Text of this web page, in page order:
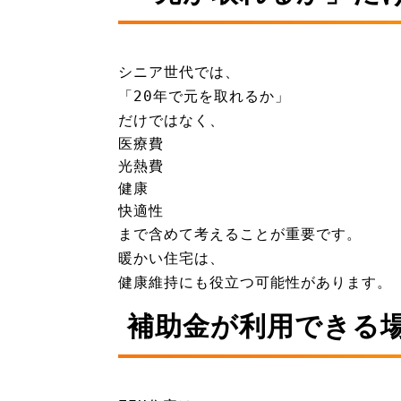
シニア世代では、
「20年で元を取れるか」
だけではなく、
医療費
光熱費
健康
快適性
まで含めて考えることが重要です。
暖かい住宅は、
健康維持にも役立つ可能性があります。
補助金が利用できる